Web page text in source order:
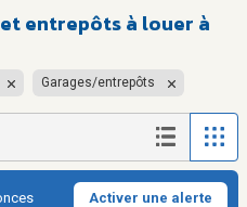
entrepôts à louer à
Garages/entrepôts
Activer une alerte